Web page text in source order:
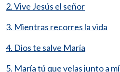
2. Vive Jesús el señor
3. Mientras recorres la vida
4. Dios te salve María
5. María tú que velas junto a mí